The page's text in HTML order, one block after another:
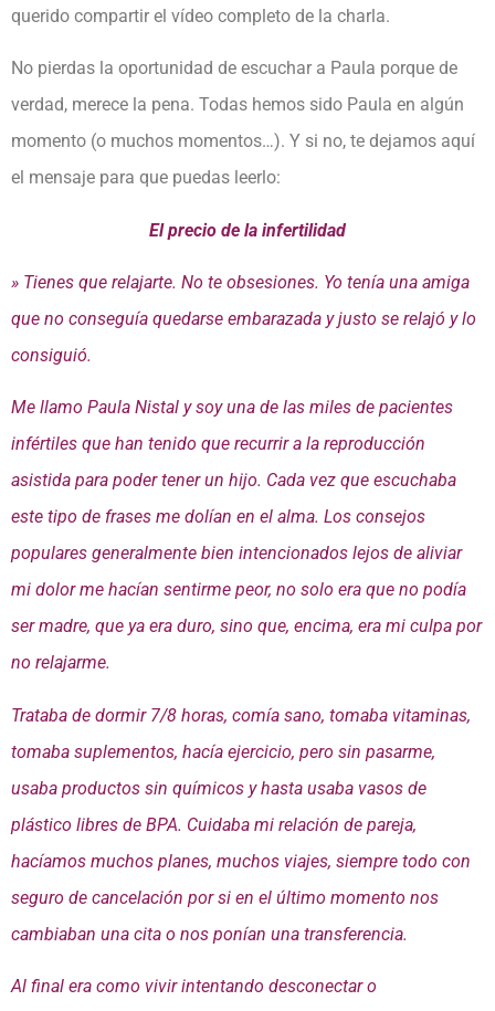
querido compartir el vídeo completo de la charla.
No pierdas la oportunidad de escuchar a Paula porque de
verdad, merece la pena. Todas hemos sido Paula en algún
momento (o muchos momentos…). Y si no, te dejamos aquí
el mensaje para que puedas leerlo:
El precio de la infertilidad
» Tienes que relajarte. No te obsesiones. Yo tenía una amiga
que no conseguía quedarse embarazada y justo se relajó y lo
consiguió.
Me llamo Paula Nistal y soy una de las miles de pacientes
infértiles que han tenido que recurrir a la reproducción
asistida para poder tener un hijo. Cada vez que escuchaba
este tipo de frases me dolían en el alma. Los consejos
populares generalmente bien intencionados lejos de aliviar
mi dolor me hacían sentirme peor, no solo era que no podía
ser madre, que ya era duro, sino que, encima, era mi culpa por
no relajarme.
Trataba de dormir 7/8 horas, comía sano, tomaba vitaminas,
tomaba suplementos, hacía ejercicio, pero sin pasarme,
usaba productos sin químicos y hasta usaba vasos de
plástico libres de BPA. Cuidaba mi relación de pareja,
hacíamos muchos planes, muchos viajes, siempre todo con
seguro de cancelación por si en el último momento nos
cambiaban una cita o nos ponían una transferencia.
Al final era como vivir intentando desconectar o